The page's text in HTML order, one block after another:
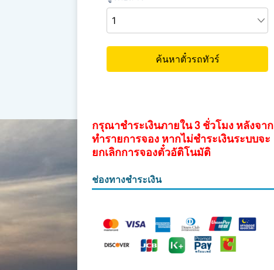
กรุณาชำระเงินภายใน 3 ชั่วโมง หลังจาก
ทำรายการจอง หากไม่ชำระเงินระบบจะ
ยกเลิกการจองตั๋วอัติโนมัติ
ช่องทางชำระเงิน